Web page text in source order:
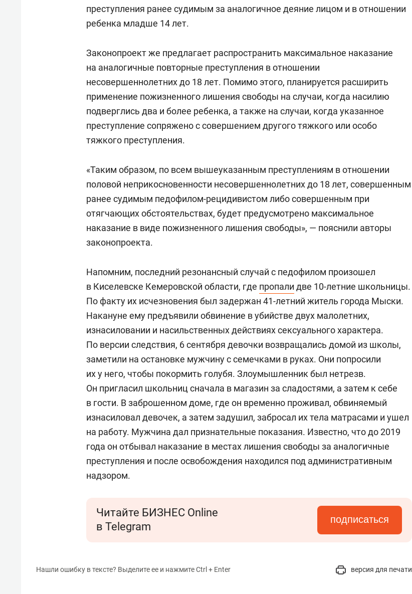
преступления ранее судимым за аналогичное деяние лицом и в отношении
ребенка младше 14 лет.
Законопроект же предлагает распространить максимальное наказание
на аналогичные повторные преступления в отношении
несовершеннолетних до 18 лет. Помимо этого, планируется расширить
применение пожизненного лишения свободы на случаи, когда насилию
подверглись два и более ребенка, а также на случаи, когда указанное
преступление сопряжено с совершением другого тяжкого или особо
тяжкого преступления.
«Таким образом, по всем вышеуказанным преступлениям в отношении
половой неприкосновенности несовершеннолетних до 18 лет, совершенным
ранее судимым педофилом-рецидивистом либо совершенным при
отягчающих обстоятельствах, будет предусмотрено максимальное
наказание в виде пожизненного лишения свободы», — пояснили авторы
законопроекта.
Напомним, последний резонансный случай с педофилом произошел
в Киселевске Кемеровской области, где пропали две 10-летние школьницы.
По факту их исчезновения был задержан 41-летний житель города Мыски.
Накануне ему предъявили обвинение в убийстве двух малолетних,
изнасиловании и насильственных действиях сексуального характера.
По версии следствия, 6 сентября девочки возвращались домой из школы,
заметили на остановке мужчину с семечками в руках. Они попросили
их у него, чтобы покормить голубя. Злоумышленник был нетрезв.
Он пригласил школьниц сначала в магазин за сладостями, а затем к себе
в гости. В заброшенном доме, где он временно проживал, обвиняемый
изнасиловал девочек, а затем задушил, забросал их тела матрасами и ушел
на работу. Мужчина дал признательные показания. Известно, что до 2019
года он отбывал наказание в местах лишения свободы за аналогичные
преступления и после освобождения находился под административным
надзором.
Читайте БИЗНЕС Online
в Telegram
подписаться
Нашли ошибку в тексте? Выделите ее и нажмите Ctrl + Enter версия для печати